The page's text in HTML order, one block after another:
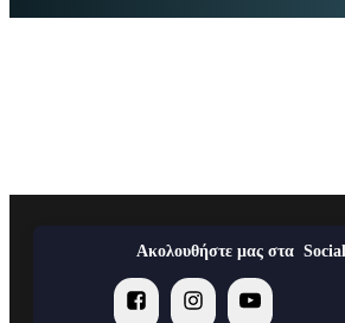
Ακολουθήστε μας στα